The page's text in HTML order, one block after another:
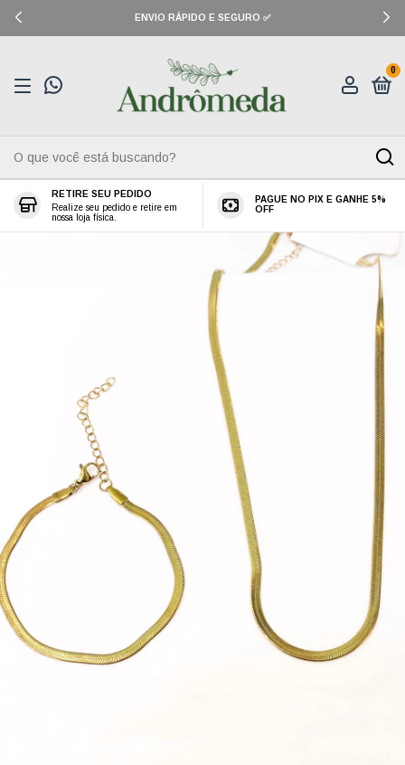
ENVIO RÁPIDO E SEGURO ✅
0
RETIRE SEU PEDIDO
Realize seu pedido e retire em
nossa loja física.
PAGUE NO PIX E GANHE 5%
OFF